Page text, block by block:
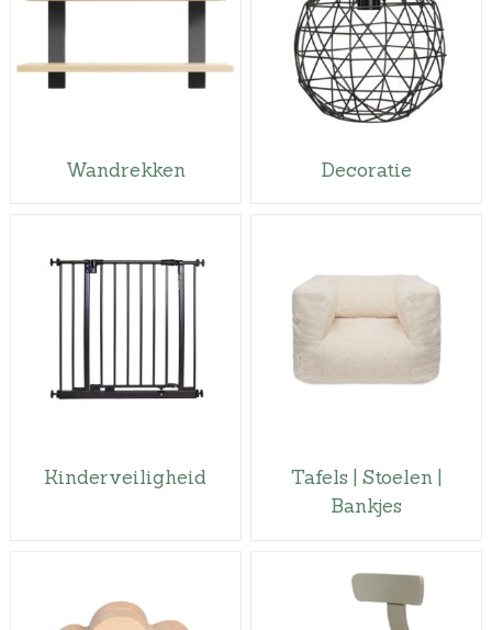
Wandrekken Decoratie
Kinderveiligheid
Tafels | Stoelen |
Bankjes